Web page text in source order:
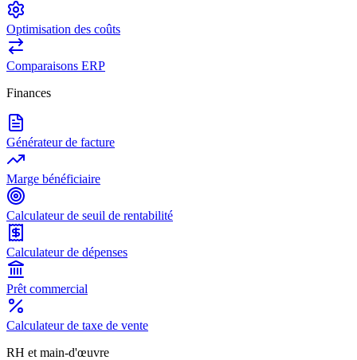
Optimisation des coûts
Comparaisons ERP
Finances
Générateur de facture
Marge bénéficiaire
Calculateur de seuil de rentabilité
Calculateur de dépenses
Prêt commercial
Calculateur de taxe de vente
RH et main-d'œuvre